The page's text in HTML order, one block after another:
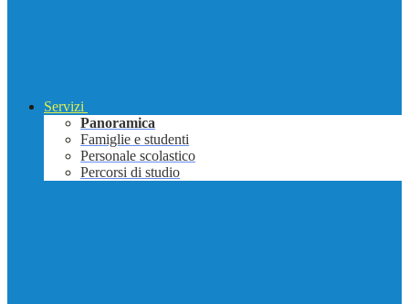
Servizi
Panoramica
Famiglie e studenti
Personale scolastico
Percorsi di studio